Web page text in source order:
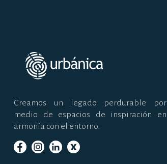
Creamos un legado perdurable por
medio de espacios de inspiración en
armonía con el entorno.